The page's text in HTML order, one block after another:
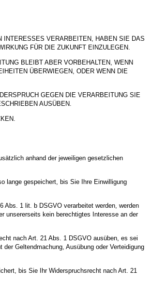
INTERESSES VERARBEITEN, HABEN SIE DAS
FÜR DIE ZUKUNFT EINZULEGEN.
BLEIBT ABER VORBEHALTEN, WENN
ÜBERWIEGEN, ODER WENN DIE
GEGEN DIE VERARBEITUNG SIE
AUSÜBEN.
anhand der jeweiligen gesetzlichen
lange gespeichert, bis Sie Ihre Einwilligung
Abs. 1 lit. b DSGVO verarbeitet werden, werden
unsererseits kein berechtigtes Interesse an der
nach Art. 21 Abs. 1 DSGVO ausüben, es sei
Geltendmachung, Ausübung oder Verteidigung
bis Sie Ihr Widerspruchsrecht nach Art. 21